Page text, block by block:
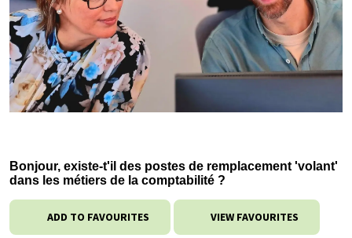
Bonjour, existe-t'il des postes de remplacement 'volant'
dans les métiers de la comptabilité ?
ADD TO FAVOURITES VIEW FAVOURITES